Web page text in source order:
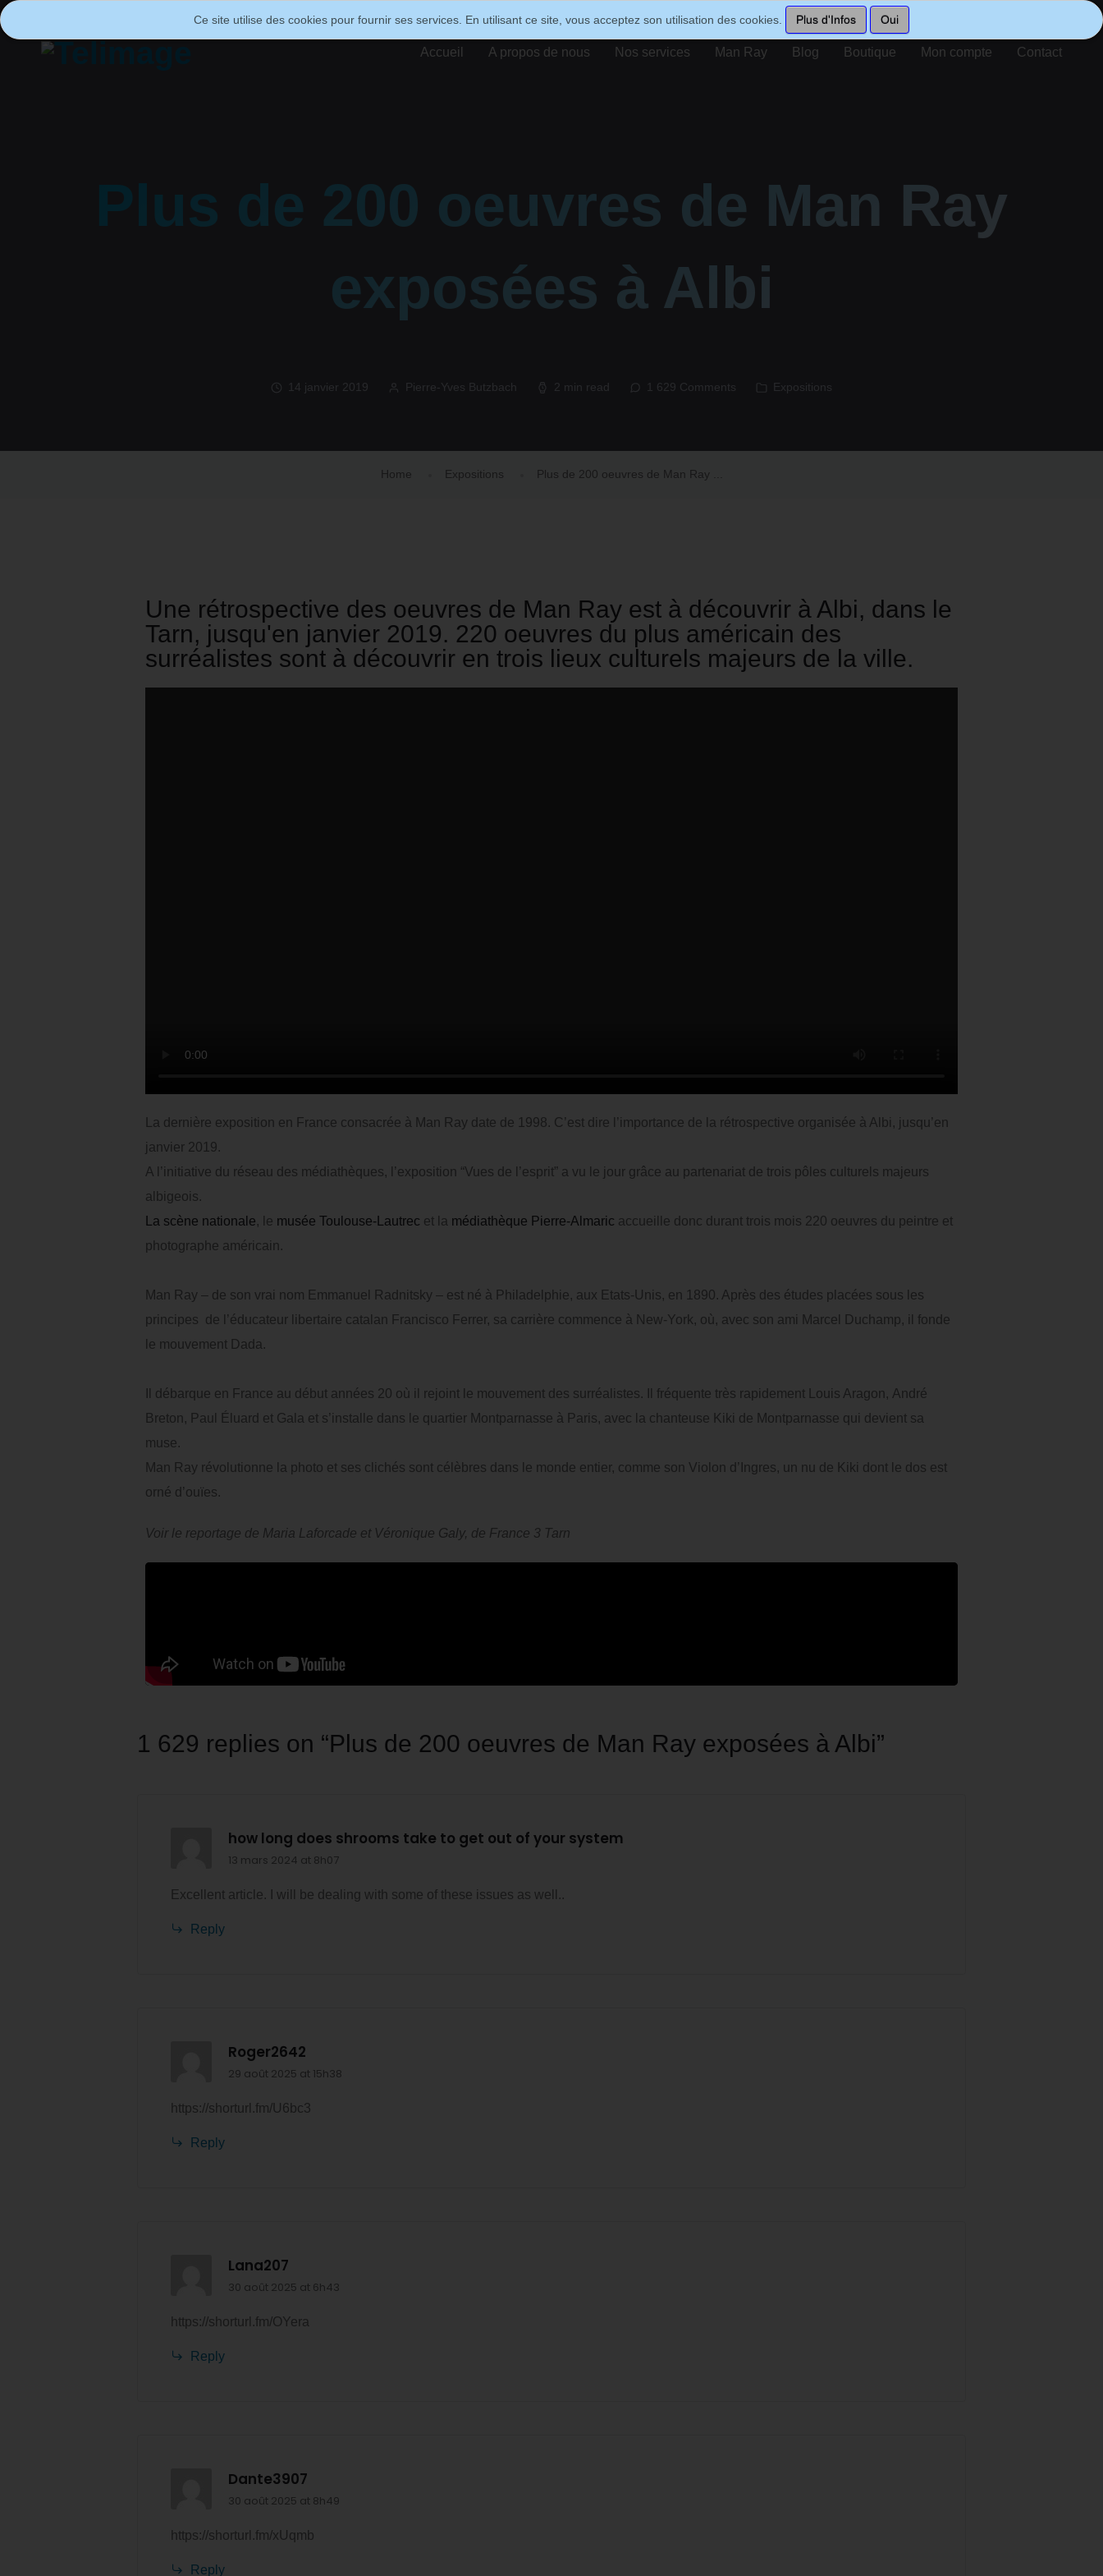
Accueil A propos de nous Nos services Man Ray Blog Boutique Mon compte Contact
Plus de 200 oeuvres de Man Ray
exposées à Albi
14 janvier 2019 Pierre-Yves Butzbach 2 min read 1 629 Comments Expositions
Home Expositions Plus de 200 oeuvres de Man Ray ...
Une rétrospective des oeuvres de Man Ray est à découvrir à Albi, dans le
Tarn, jusqu'en janvier 2019. 220 oeuvres du plus américain des
surréalistes sont à découvrir en trois lieux culturels majeurs de la ville.
La dernière exposition en France consacrée à Man Ray date de 1998. C’est dire l’importance de la rétrospective organisée à Albi, jusqu’en
janvier 2019.
A l’initiative du réseau des médiathèques, l’exposition “Vues de l’esprit” a vu le jour grâce au partenariat de trois pôles culturels majeurs
albigeois.
La scène nationale, le musée Toulouse-Lautrec et la médiathèque Pierre-Almaric accueille donc durant trois mois 220 oeuvres du peintre et
photographe américain.
Man Ray – de son vrai nom Emmanuel Radnitsky – est né à Philadelphie, aux Etats-Unis, en 1890. Après des études placées sous les
principes de l’éducateur libertaire catalan Francisco Ferrer, sa carrière commence à New-York, où, avec son ami Marcel Duchamp, il fonde
le mouvement Dada.
Il débarque en France au début années 20 où il rejoint le mouvement des surréalistes. Il fréquente très rapidement Louis Aragon, André
Breton, Paul Éluard et Gala et s’installe dans le quartier Montparnasse à Paris, avec la chanteuse Kiki de Montparnasse qui devient sa
muse.
Man Ray révolutionne la photo et ses clichés sont célèbres dans le monde entier, comme son Violon d’Ingres, un nu de Kiki dont le dos est
orné d’ouïes.
Voir le reportage de Maria Laforcade et Véronique Galy, de France 3 Tarn
1 629 replies on “Plus de 200 oeuvres de Man Ray exposées à Albi”
how long does shrooms take to get out of your system
13 mars 2024 at 8h07
Excellent article. I will be dealing with some of these issues as well..
Reply
Roger2642
29 août 2025 at 15h38
https://shorturl.fm/U6bc3
Reply
Lana207
30 août 2025 at 6h43
https://shorturl.fm/OYera
Reply
Dante3907
30 août 2025 at 8h49
https://shorturl.fm/xUqmb
Reply
Ce site utilise des cookies pour fournir ses services. En utilisant ce site, vous acceptez son utilisation des cookies. Plus d'Infos Oui